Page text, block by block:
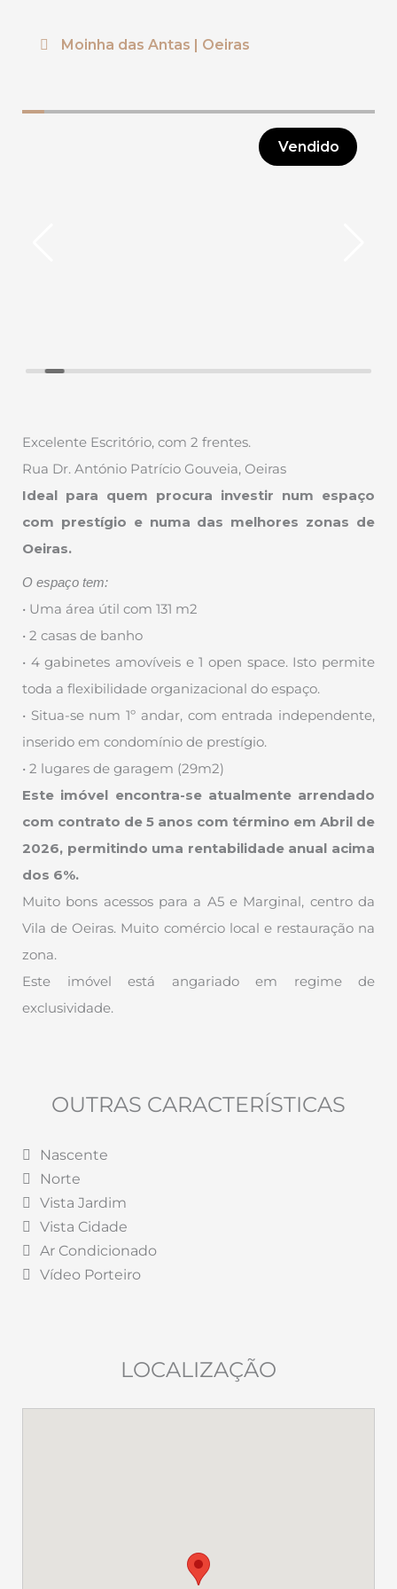
Moinha das Antas | Oeiras
Vendido
Excelente Escritório, com 2 frentes.
Rua Dr. António Patrício Gouveia, Oeiras
Ideal para quem procura investir num espaço
com prestígio e numa das melhores zonas de
Oeiras.
O espaço tem:
• Uma área útil com 131 m2
• 2 casas de banho
• 4 gabinetes amovíveis e 1 open space. Isto permite
toda a flexibilidade organizacional do espaço.
• Situa-se num 1º andar, com entrada independente,
inserido em condomínio de prestígio.
• 2 lugares de garagem (29m2)
Este imóvel encontra-se atualmente arrendado
com contrato de 5 anos com término em Abril de
2026, permitindo uma rentabilidade anual acima
dos 6%.
Muito bons acessos para a A5 e Marginal, centro da
Vila de Oeiras. Muito comércio local e restauração na
zona.
Este imóvel está angariado em regime de
exclusividade.
OUTRAS CARACTERÍSTICAS
Nascente
Norte
Vista Jardim
Vista Cidade
Ar Condicionado
Vídeo Porteiro
LOCALIZAÇÃO